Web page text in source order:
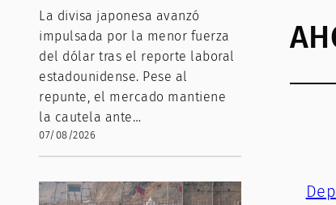
La divisa japonesa avanzó
impulsada por la menor fuerza
del dólar tras el reporte laboral
estadounidense. Pese al
repunte, el mercado mantiene
la cautela ante…
07/08/2026